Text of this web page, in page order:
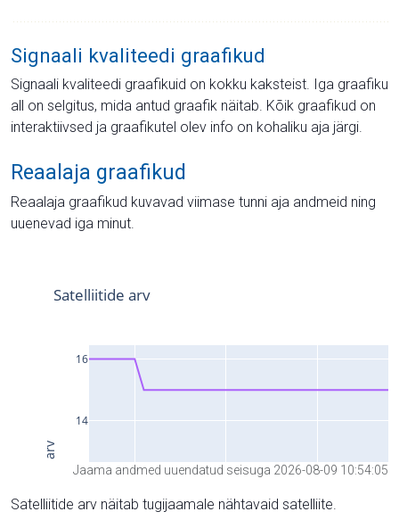
Signaali kvaliteedi graafikud
Signaali kvaliteedi graafikuid on kokku kaksteist. Iga graafiku
all on selgitus, mida antud graafik näitab. Kõik graafikud on
interaktiivsed ja graafikutel olev info on kohaliku aja järgi.
Reaalaja graafikud
Reaalaja graafikud kuvavad viimase tunni aja andmeid ning
uuenevad iga minut.
Jaama andmed uuendatud seisuga 2026-08-09 10:54:05
Satelliitide arv näitab tugijaamale nähtavaid satelliite.